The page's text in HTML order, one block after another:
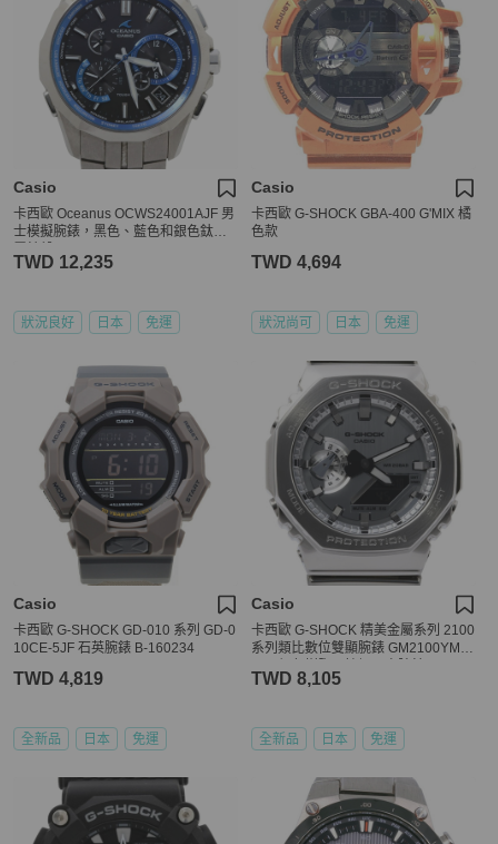
Casio
卡西歐 Oceanus OCWS24001AJF 男
士模擬腕錶，黑色、藍色和銀色鈦金
TWD 12,235
狀況良好 日本 免運
Casio
卡西歐 G-SHOCK GBA-400 G'MIX 橘
色款
TWD 4,694
狀況尚可 日本 免運
Casio
卡西歐 G-SHOCK GD-010 系列 GD-0
10CE-5JF 石英腕錶 B-160234
TWD 4,819
全新品 日本 免運
Casio
卡西歐 G-SHOCK 精美金屬系列 2100
系列類比數位雙顯腕錶 GM2100YM8
TWD 8,105
全新品 日本 免運